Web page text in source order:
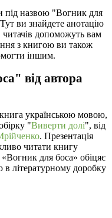
під назвою "Вогник для
ви знайдете анотацію
читачів допоможуть вам
з книгою ви також
іншим.
від автора
українською мовою,
"Виверти долі", від
. Презентація
читати книгу
для боса» обіцяє
літературному доробку